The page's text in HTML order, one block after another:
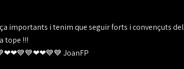
importants i tenim que seguir forts i convençuts del
tope !!!
JoanFP